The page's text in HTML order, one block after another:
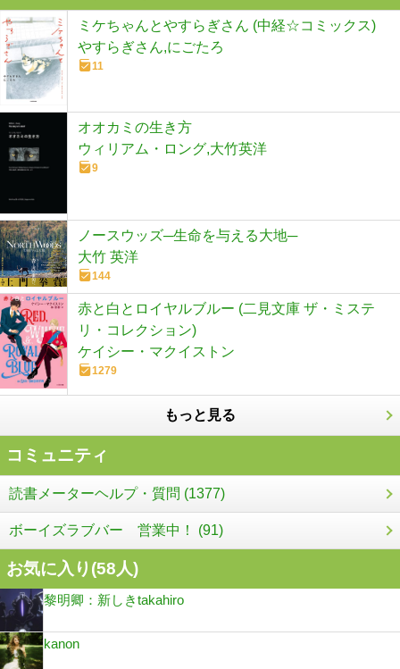
ミケちゃんとやすらぎさん (中経☆コミックス)
やすらぎさん,にごたろ
11
オオカミの生き方
ウィリアム・ロング,大竹英洋
9
ノースウッズ─生命を与える大地─
大竹 英洋
144
赤と白とロイヤルブルー (二見文庫 ザ・ミステ
リ・コレクション)
ケイシー・マクイストン
1279
もっと見る
コミュニティ
読書メーターヘルプ・質問 (1377)
ボーイズラブバー 営業中！ (91)
お気に入り(58人)
黎明卿：新しきtakahiro
kanon